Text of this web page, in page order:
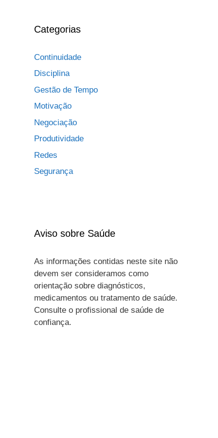
Categorias
Continuidade
Disciplina
Gestão de Tempo
Motivação
Negociação
Produtividade
Redes
Segurança
Aviso sobre Saúde
As informações contidas neste site não
devem ser consideramos como
orientação sobre diagnósticos,
medicamentos ou tratamento de saúde.
Consulte o profissional de saúde de
confiança.